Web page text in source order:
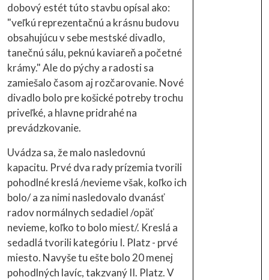
dobový estét túto stavbu opísal ako:
"veľkú reprezentačnú a krásnu budovu
obsahujúcu v sebe mestské divadlo,
tanečnú sálu, peknú kaviareň a početné
krámy." Ale do pýchy a radosti sa
zamiešalo časom aj rozčarovanie. Nové
divadlo bolo pre košické potreby trochu
priveľké, a hlavne pridrahé na
prevádzkovanie.
Uvádza sa, že malo nasledovnú
kapacitu. Prvé dva rady prízemia tvorili
pohodlné kreslá /nevieme však, koľko ich
bolo/ a za nimi nasledovalo dvanásť
radov normálnych sedadiel /opäť
nevieme, koľko to bolo miest/. Kreslá a
sedadlá tvorili kategóriu I. Platz - prvé
miesto. Navyše tu ešte bolo 20 menej
pohodlných lavíc, takzvaný II. Platz. V